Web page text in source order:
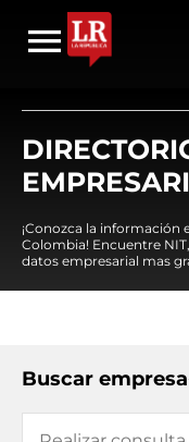
¡Conozca la información
Colombia! Encuentre
datos empresarial mas
Buscar empresa